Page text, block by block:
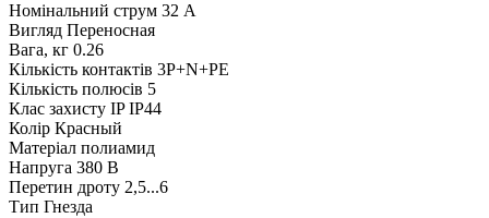
Номінальний струм 32 А
Вигляд Переносная
Вага, кг 0.26
Кількість контактів 3P+N+PE
Кількість полюсів 5
Клас захисту IP IP44
Колір Красный
Матеріал полиамид
Напруга 380 В
Перетин дроту 2,5...6
Тип Гнезда